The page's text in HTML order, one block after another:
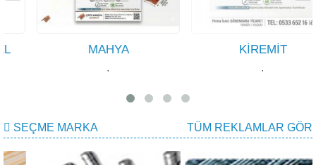
MAHYA KİREMİT
SEÇME MARKA TÜM REKLAMLAR GÖR